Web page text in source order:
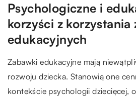
Psychologiczne i
korzyści z korzystania
edukacyjnych
Zabawki edukacyjne mają
rozwoju dziecka. Stanowią one
kontekście psychologii dziecięcej,